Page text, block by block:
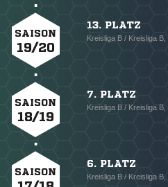
SAISON
19/20
13. PLATZ
Kreisliga B / Kreisliga
SAISON
18/19
7. PLATZ
Kreisliga B / Kreisliga
SAISON
6. PLATZ
Kreisliga B / Kreisliga